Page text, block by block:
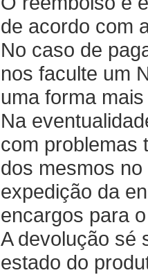
de acordo com
No caso de
nos faculte um
uma forma
Na
com problemas
dos mesmos
expedição da
encargos para
A devolução sé
estado do